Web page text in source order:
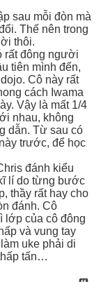
sau mỗi đòn mà
Thế nên trong
thôi.
rất đông người
tiên mình đến,
Cô này rất
cách Iwama
Vậy là mất 1/4
nhau, không
dẫn. Từ sau có
trước, để học
đánh kiểu
lí do từng bước
thầy rất hay cho
đánh. Cô
lớp của cô đông
và vung tay
uke phải di
tấn…